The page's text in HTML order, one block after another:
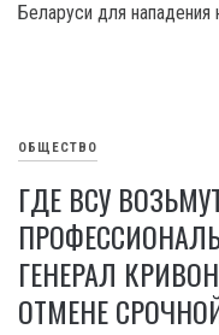
Беларуси для нападения
ОБЩЕСТВО
ГДЕ ВСУ
ГЕНЕРАЛ
ОТМЕНЕ